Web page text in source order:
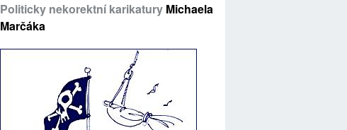
Politicky nekorektní karikatury Michaela
Marčáka